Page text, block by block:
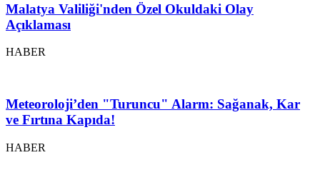
Malatya Valiliği'nden Özel Okuldaki Olay
Açıklaması
HABER
Meteoroloji’den "Turuncu" Alarm: Sağanak, Kar
ve Fırtına Kapıda!
HABER